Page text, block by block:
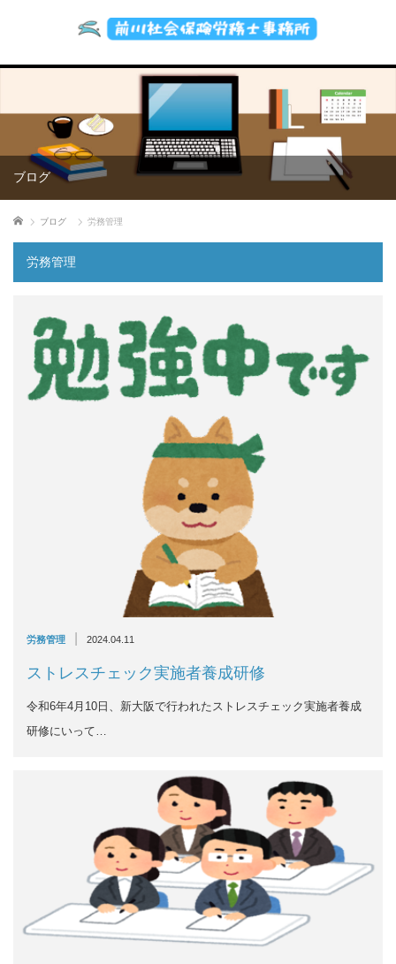
ブログ
ホーム ブログ 労務管理
労務管理
労務管理 2024.04.11
ストレスチェック実施者養成研修
令和6年4月10日、新大阪で行われたストレスチェック実施者養成
研修にいって…